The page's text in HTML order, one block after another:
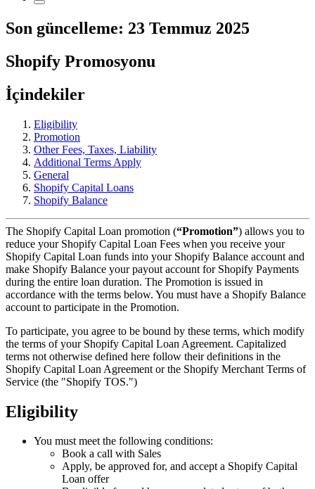
Son güncelleme: 23 Temmuz 2025
Shopify Promosyonu
İçindekiler
Eligibility
Promotion
Other Fees, Taxes, Liability
Additional Terms Apply
General
Shopify Capital Loans
Shopify Balance
The Shopify Capital Loan promotion (“Promotion”) allows you to
reduce your Shopify Capital Loan Fees when you receive your
Shopify Capital Loan funds into your Shopify Balance account and
make Shopify Balance your payout account for Shopify Payments
during the entire loan duration. The Promotion is issued in
accordance with the terms below. You must have a Shopify Balance
account to participate in the Promotion.
To participate, you agree to be bound by these terms, which modify
the terms of your Shopify Capital Loan Agreement. Capitalized
terms not otherwise defined here follow their definitions in the
Shopify Capital Loan Agreement or the Shopify Merchant Terms of
Service (the "Shopify TOS.")
Eligibility
You must meet the following conditions:
Book a call with Sales
Apply, be approved for, and accept a Shopify Capital
Loan offer